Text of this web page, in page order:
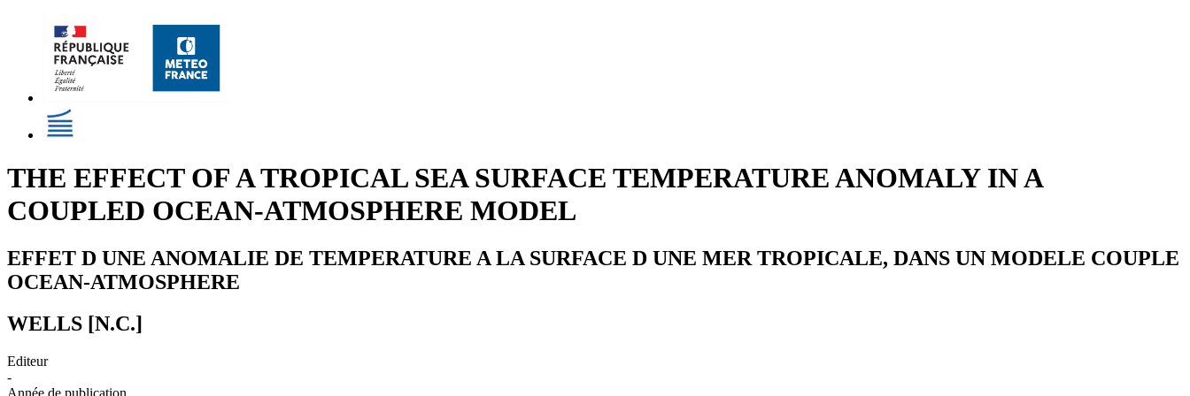
THE EFFECT OF A TROPICAL SEA SURFACE TEMPERATURE ANOMALY IN A
COUPLED OCEAN-ATMOSPHERE MODEL
EFFET D UNE ANOMALIE DE TEMPERATURE A LA SURFACE D UNE MER TROPICALE, DANS UN MODELE COUPLE
OCEAN-ATMOSPHERE
WELLS [N.C.]
Editeur
-
Année de publication